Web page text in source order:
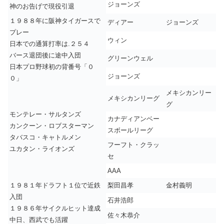
神のお告げで現役引退
ジョーンズ
１９８８年に阪神タイガースで
プレー
日本での通算打率は.２５４
バース退団後に途中入団
日本プロ野球初の背番号「０
０」
ディアー ジョーンズ
ウィン
グリーンウェル
ジョーンズ
モンテレー・サルタンズ
カンクーン・ロブスターマン
タバスコ・キャトルメン
ユカタン・ライオンズ
メキシカンリーグ
メキシカンリー
グ
カナディアンベー
スボールリーグ
フーフト・クラッ
セ
AAA
１９８１年ドラフト１位で近鉄
入団
１９８６年サイクルヒット達成
中日、西武でも活躍
梨田昌孝
金村義明
石井浩郎
佐々木恭介